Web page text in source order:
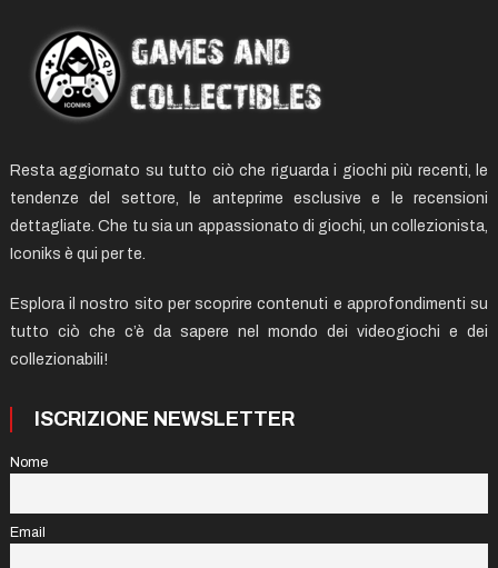
Resta aggiornato su tutto ciò che riguarda i giochi più recenti, le
tendenze del settore, le anteprime esclusive e le recensioni
dettagliate. Che tu sia un appassionato di giochi, un collezionista,
Iconiks è qui per te.
Esplora il nostro sito per scoprire contenuti e approfondimenti su
tutto ciò che c’è da sapere nel mondo dei videogiochi e dei
collezionabili!
ISCRIZIONE NEWSLETTER
Nome
Email